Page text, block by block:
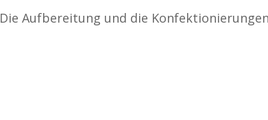
Die Aufbereitung und die